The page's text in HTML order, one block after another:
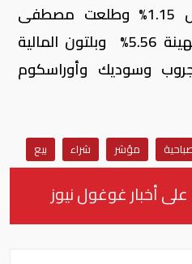
وتراجعت أسهم هيرميس 1.15% وطلعت مصطفى
0.64% وأموك 0.39% وجهينة 5.56% وبلتون المالية
جروب وسوديك وأوراسكوم
مؤشر شراء بيع
على أخبار غوغول نيوز